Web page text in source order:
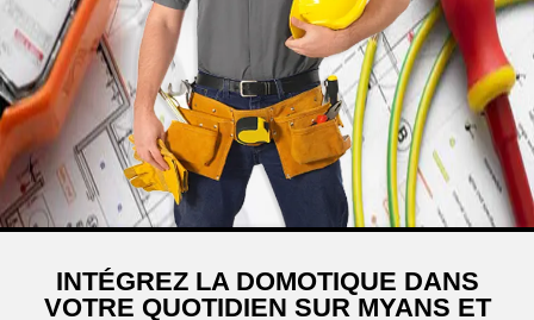
INTÉGREZ LA DOMOTIQUE DANS
VOTRE QUOTIDIEN SUR MYANS ET